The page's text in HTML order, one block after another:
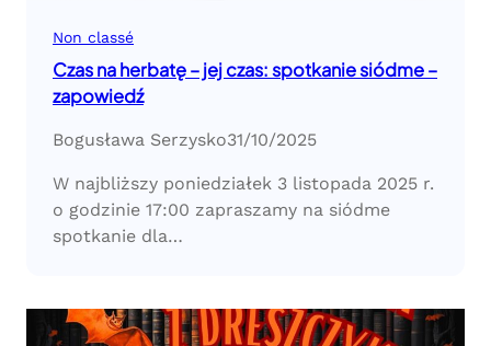
Non classé
Czas na herbatę – jej czas: spotkanie siódme –
zapowiedź
Bogusława Serzysko31/10/2025
W najbliższy poniedziałek 3 listopada 2025 r.
o godzinie 17:00 zapraszamy na siódme
spotkanie dla…